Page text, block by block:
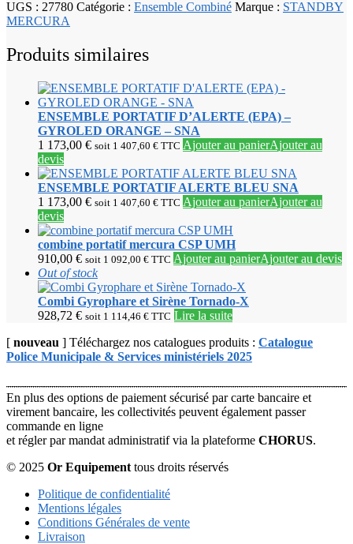
UGS : 27780 Catégorie : Ensemble Combiné Marque : STANDBY
MERCURA
Produits similaires
ENSEMBLE PORTATIF D’ALERTE (EPA) –
GYROLED ORANGE – SNA
1 173,00 € soit 1 407,60 € TTC Ajouter au panierAjouter au
devis
ENSEMBLE PORTATIF ALERTE BLEU SNA
1 173,00 € soit 1 407,60 € TTC Ajouter au panierAjouter au
devis
combine portatif mercura CSP UMH
910,00 € soit 1 092,00 € TTC Ajouter au panierAjouter au devis
Out of stock
Combi Gyrophare et Sirène Tornado-X
928,72 € soit 1 114,46 € TTC Lire la suite
[ nouveau ] Téléchargez nos catalogues produits : Catalogue
Police Municipale & Services ministériels 2025
En plus des options de paiement sécurisé par carte bancaire et
virement bancaire, les collectivités peuvent également passer
commande en ligne
et régler par mandat administratif via la plateforme CHORUS.
© 2025 Or Equipement tous droits réservés
Politique de confidentialité
Mentions légales
Conditions Générales de vente
Livraison